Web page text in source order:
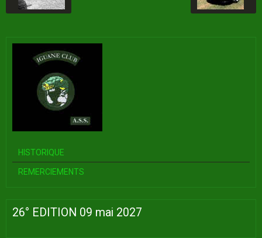
HISTORIQUE
REMERCIEMENTS
26° EDITION 09 mai 2027